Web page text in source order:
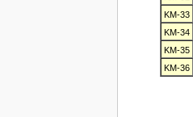
KM-33
KM-34
KM-35
KM-36